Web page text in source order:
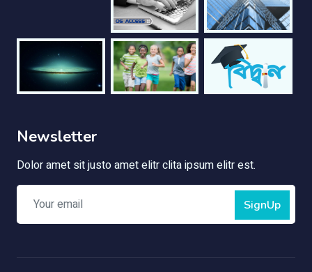
Newsletter
Dolor amet sit justo amet elitr clita ipsum elitr est.
SignUp